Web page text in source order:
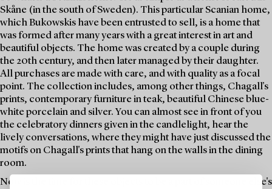
Skåne (in the south of Sweden). This particular Scanian home,
which Bukowskis have been entrusted to sell, is a home that
was formed after many years with a great interest in art and
beautiful objects. The home was created by a couple during
the 20th century, and then later managed by their daughter.
All purchases are made with care, and with quality as a focal
point. The collection includes, among other things, Chagall's
prints, contemporary furniture in teak, beautiful Chinese blue-
white porcelain and silver. You can almost see in front of you
the celebratory dinners given in the candlelight, hear the
lively conversations, where they might have just discussed the
motifs on Chagall's prints that hang on the walls in the dining
room.
Now is the time for these objects to be a part of someone else's